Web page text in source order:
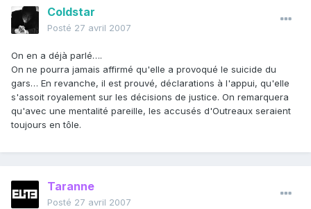
Coldstar
Posté 27 avril 2007
On en a déjà parlé….
On ne pourra jamais affirmé qu'elle a provoqué le suicide du
gars… En revanche, il est prouvé, déclarations à l'appui, qu'elle
s'assoit royalement sur les décisions de justice. On remarquera
qu'avec une mentalité pareille, les accusés d'Outreaux seraient
toujours en tôle.
Taranne
Posté 27 avril 2007